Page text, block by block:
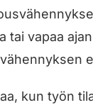
tai vapaa
kun työn